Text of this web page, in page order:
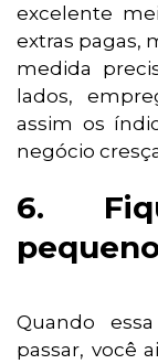
excelente
extras pagas,
medida
lados,
assim os
negócio
6.
Quando
passar, você